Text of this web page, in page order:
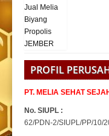
PROFIL
PT. MELIA SEHAT
No. SIUPL :
62/PDN-2/SIUPL/PP/10/